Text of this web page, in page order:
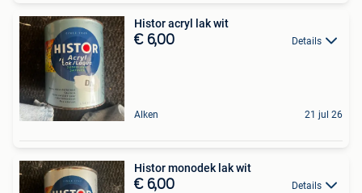
Histor acryl lak wit
€ 6,00 Details
Alken 21 jul 26
Histor monodek lak wit
€ 6,00 Details